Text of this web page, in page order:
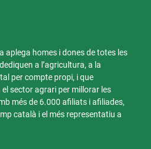
aplega homes i dones de totes les
a l’agricultura, a la
per compte propi, i que
sector agrari per millorar les
més de 6.000 afiliats i afiliades,
català i el més representatiu a